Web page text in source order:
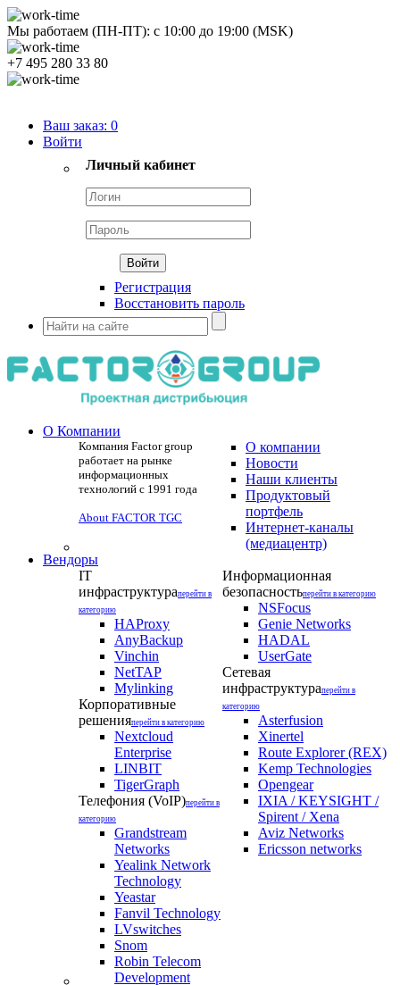
Мы работаем (ПН-ПТ): с 10:00 до 19:00 (MSK)
+7 495 280 33 80
Ваш заказ: 0
Войти
Личный кабинет
Регистрация
Восстановить пароль
О Компании
Компания Factor group
работает на рынке
информационных
технологий с 1991 года
About FACTOR TGC
О компании
Новости
Наши клиенты
Продуктовый
портфель
Интернет-каналы
(медиацентр)
Вендоры
IT
инфраструктураперейти в
категорию
HAProxy
AnyBackup
Vinchin
NetTAP
Mylinking
Корпоративные
решенияперейти в категорию
Nextcloud
Enterprise
LINBIT
TigerGraph
Телефония (VoIP)перейти в
категорию
Grandstream
Networks
Yealink Network
Technology
Yeastar
Fanvil Technology
LVswitches
Snom
Robin Telecom
Development
Информационная
безопасностьперейти в категорию
NSFocus
Genie Networks
HADAL
UserGate
Сетевая
инфраструктураперейти в
категорию
Asterfusion
Xinertel
Route Explorer (REX)
Kemp Technologies
Opengear
IXIA / KEYSIGHT /
Spirent / Xena
Aviz Networks
Ericsson networks